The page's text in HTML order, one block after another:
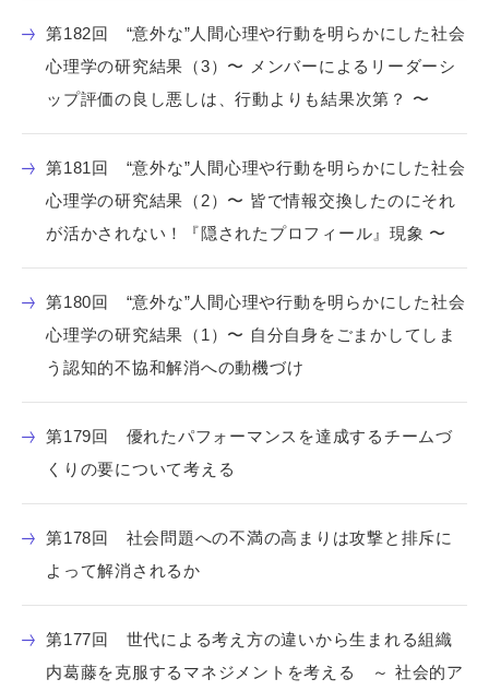
第182回 “意外な”人間心理や行動を明らかにした社会
心理学の研究結果（3）〜 メンバーによるリーダーシ
ップ評価の良し悪しは、行動よりも結果次第？ 〜
第181回 “意外な”人間心理や行動を明らかにした社会
心理学の研究結果（2）〜 皆で情報交換したのにそれ
が活かされない！『隠されたプロフィール』現象 〜
第180回 “意外な”人間心理や行動を明らかにした社会
心理学の研究結果（1）〜 自分自身をごまかしてしま
う認知的不協和解消への動機づけ
第179回 優れたパフォーマンスを達成するチームづ
くりの要について考える
第178回 社会問題への不満の高まりは攻撃と排斥に
よって解消されるか
第177回 世代による考え方の違いから生まれる組織
内葛藤を克服するマネジメントを考える ～ 社会的ア